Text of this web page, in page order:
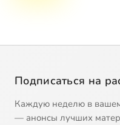
Подписаться на
Каждую неделю в
— анонсы лучших